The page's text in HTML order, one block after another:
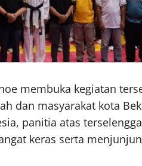
membuka kegiatan
dan masyarakat kota
panitia atas
keras serta